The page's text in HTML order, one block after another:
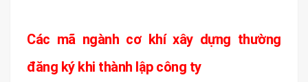
Các mã ngành cơ khí xây dựng thường
đăng ký khi thành lập công ty